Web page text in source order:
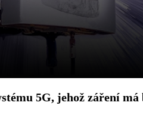
5G, jehož záření